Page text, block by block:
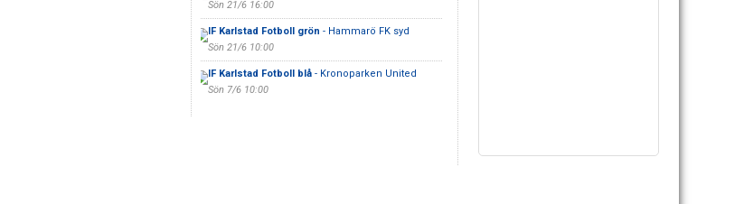
Sön 21/6 16:00
IF Karlstad Fotboll grön - Hammarö FK syd
Sön 21/6 10:00
IF Karlstad Fotboll blå- Kronoparken United
Sön 7/6 10:00